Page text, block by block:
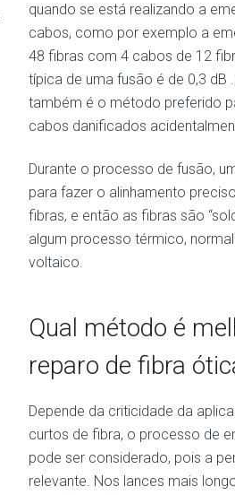
quando se está realizando a
cabos, como por exemplo a
48 fibras com 4 cabos de 12
típica de uma fusão é de 0,3 dB
também é o método preferido
cabos danificados
Durante o processo de fusão,
para fazer o alinhamento
fibras, e então as fibras são
algum processo térmico,
voltaico.
Qual método é
reparo de fibra
Depende da criticidade da
curtos de fibra, o processo de
pode ser considerado, pois a
relevante. Nos lances mais